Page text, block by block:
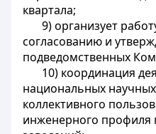
квартала;
9) организует
согласованию и
подведомственных
10) координация
национальных
коллективного
инженерного